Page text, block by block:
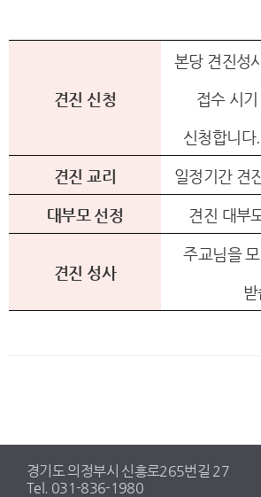
견진 신청
본당 견진성
접수 시
신청합니다
견진 교리 일정기간 견
대부모 선정 견진 대부
견진 성사
주교님을
경기도 의정부시 신흥로265번길 27
Tel. 031-836-1980